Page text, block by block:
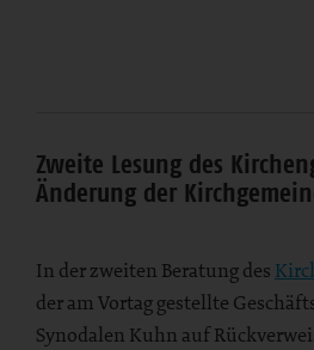
Zweite Lesung des
Änderung der
In der zweiten Beratung des
der am Vortag gestellte
Synodalen Kuhn auf